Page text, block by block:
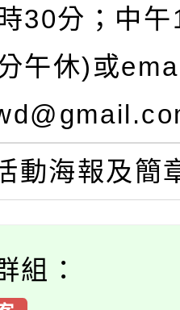
30分；中
午休)或
動海報及簡
組：